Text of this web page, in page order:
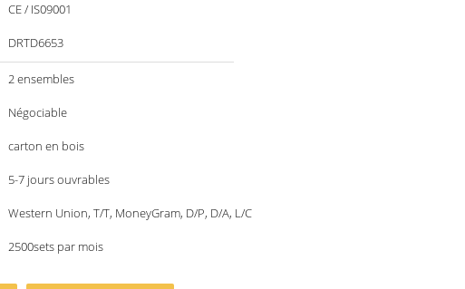
CE / IS09001
DRTD6653
2 ensembles
Négociable
carton en bois
5-7 jours ouvrables
Western Union, T/T, MoneyGram, D/P, D/A, L/C
2500sets par mois